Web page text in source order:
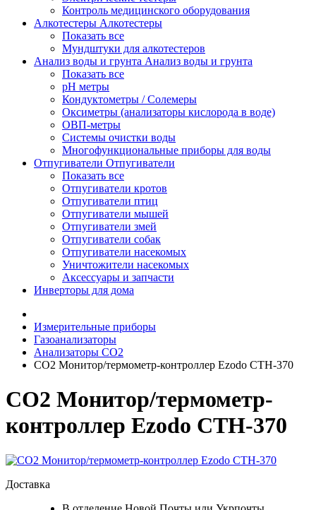
Контроль медицинского оборудования
Алкотестеры Алкотестеры
Показать все
Мундштуки для алкотестеров
Анализ воды и грунта Анализ воды и грунта
Показать все
pH метры
Кондуктометры / Солемеры
Оксиметры (анализаторы кислорода в воде)
ОВП-метры
Системы очистки воды
Многофункциональные приборы для воды
Отпугиватели Отпугиватели
Показать все
Отпугиватели кротов
Отпугиватели птиц
Отпугиватели мышей
Отпугиватели змей
Отпугиватели собак
Отпугиватели насекомых
Уничтожители насекомых
Аксессуары и запчасти
Инверторы для дома
Измерительные приборы
Газоанализаторы
Анализаторы CO2
СО2 Монитор/термометр-контроллер Ezodo CTH-370
СО2 Монитор/термометр-
контроллер Ezodo CTH-370
Доставка